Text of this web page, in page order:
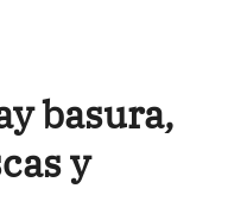
basura,
y